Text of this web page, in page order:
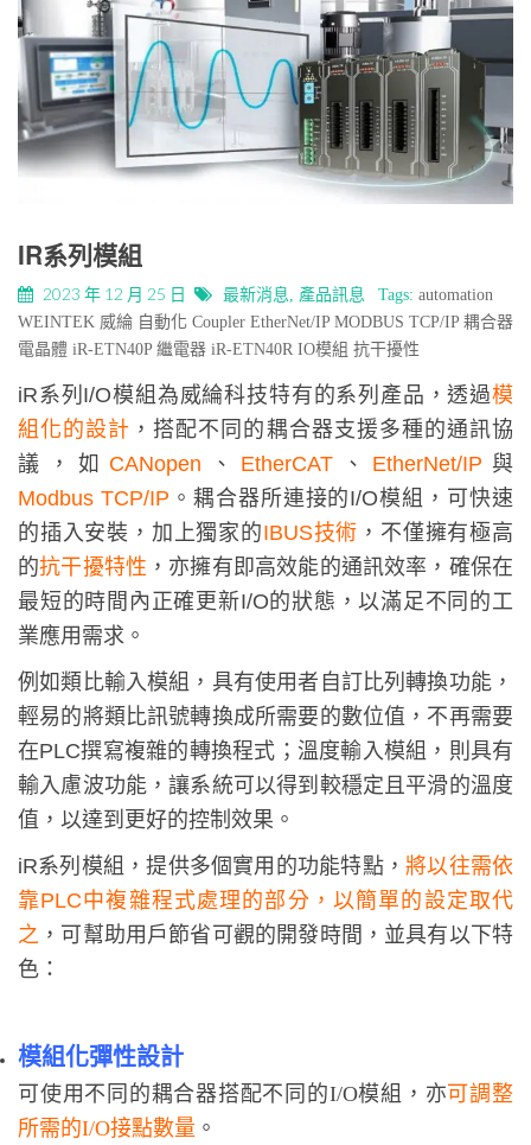
IR系列模組
2023 年 12 月 25 日 最新消息, 產品訊息 Tags: automation
WEINTEK 威綸 自動化 Coupler EtherNet/IP MODBUS TCP/IP 耦合器
電晶體 iR-ETN40P 繼電器 iR-ETN40R IO模組 抗干擾性
iR系列I/O模組為威綸科技特有的系列產品，透過模
組化的設計 ，搭配不同的耦合器支援多種的通訊協
議
，如 CANopen 、 EtherCAT 、 EtherNet/IP 與
Modbus TCP/IP 。耦合器所連接的I/O模組，可快速
的插入安裝，加上獨家的IBUS技術 ，不僅擁有極高
的抗干擾特性 ，亦擁有即高效能的通訊效率，確保在
最短的時間內正確更新I/O的狀態，以滿足不同的工
業應用需求。
例如類比輸入模組，具有使用者自訂比列轉換功能，
輕易的將類比訊號轉換成所需要的數位值，不再需要
在PLC撰寫複雜的轉換程式；溫度輸入模組，則具有
輸入慮波功能，讓系統可以得到較穩定且平滑的溫度
值，以達到更好的控制效果。
iR系列模組，提供多個實用的功能特點，將以往需依
靠PLC中複雜程式處理的部分，以簡單的設定取代
之 ，可幫助用戶節省可觀的開發時間，並具有以下特
色：
模組化彈性設計
可使用不同的耦合器搭配不同的I/O模組，亦可調整
所需的I/O接點數量 。